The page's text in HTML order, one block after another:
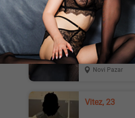
Sanjicats, 29
muskarce u mom
atlas...
Novi Pazar
Vitez, 23